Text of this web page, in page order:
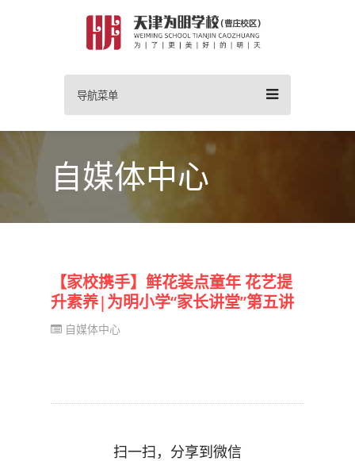
导航菜单
自媒体中心
【家校携手】鲜花装点童年 花艺提
升素养|为明小学“家长讲堂”第五讲
自媒体中心
扫一扫，分享到微信